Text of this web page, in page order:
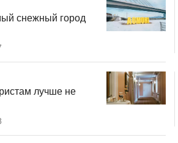
снежный город
лучше не